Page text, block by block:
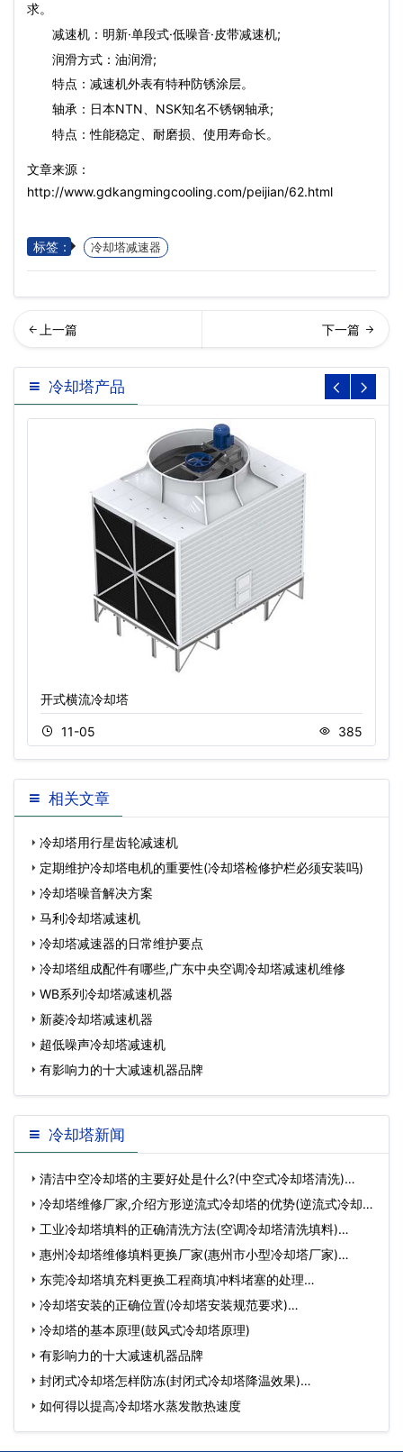
求。
减速机：明新·单段式·低噪音·皮带减速机;
润滑方式：油润滑;
特点：减速机外表有特种防锈涂层。
轴承：日本NTN、NSK知名不锈钢轴承;
特点：性能稳定、耐磨损、使用寿命长。
文章来源：
http://www.gdkangmingcooling.com/peijian/62.html
标签： 冷却塔减速器
回列表 讯冷却塔减速器
冷却塔产品
开式横流冷却塔
11-05 385
相关文章
冷却塔用行星齿轮减速机
定期维护冷却塔电机的重要性(冷却塔检修护栏必须安装吗)
冷却塔噪音解决方案
马利冷却塔减速机
冷却塔减速器的日常维护要点
冷却塔组成配件有哪些,广东中央空调冷却塔减速机维修
WB系列冷却塔减速机器
新菱冷却塔减速机器
超低噪声冷却塔减速机
有影响力的十大减速机器品牌
冷却塔新闻
清洁中空冷却塔的主要好处是什么?(中空式冷却塔清洗)…
冷却塔维修厂家,介绍方形逆流式冷却塔的优势(逆流式冷却
塔…工业冷却塔填料的正确清洗方法(空调冷却塔清洗填料)…
惠州冷却塔维修填料更换厂家(惠州市小型冷却塔厂家)…
东莞冷却塔填充料更换工程商填冲料堵塞的处理…
冷却塔安装的正确位置(冷却塔安装规范要求)…
冷却塔的基本原理(鼓风式冷却塔原理)
有影响力的十大减速机器品牌
封闭式冷却塔怎样防冻(封闭式冷却塔降温效果)…
如何得以提高冷却塔水蒸发散热速度